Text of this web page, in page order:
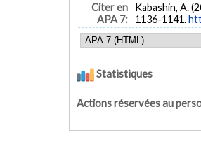
Citer en
APA 7:
Kabashin, A.
1136-1141.
Statistiques
Actions réservées au